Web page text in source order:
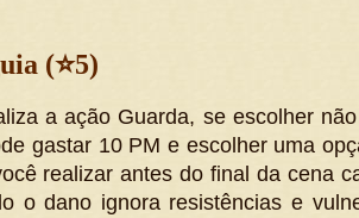
(⭐5)
a ação Guarda, se escolher
gastar 10 PM e escolher uma
realizar antes do final da cena
o dano ignora resistências e